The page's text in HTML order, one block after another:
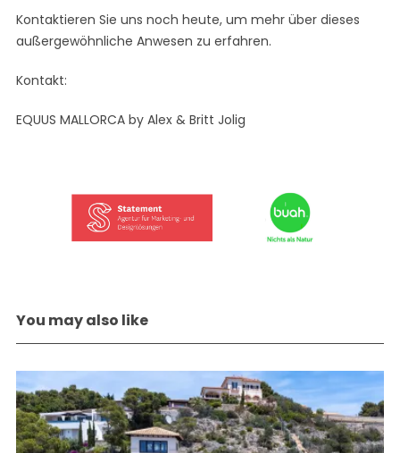
Kontaktieren Sie uns noch heute, um mehr über dieses
außergewöhnliche Anwesen zu erfahren.
Kontakt:
EQUUS MALLORCA by Alex & Britt Jolig
You may also like